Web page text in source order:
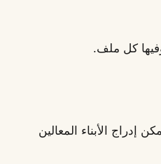
كل ملف.
إدراج الأبناء المعالين